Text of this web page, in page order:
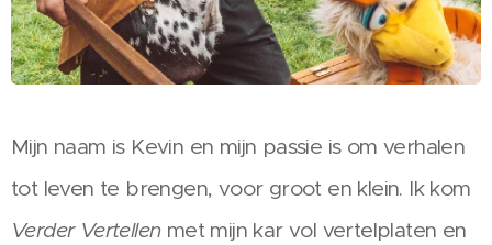
Mijn naam is Kevin en mijn passie is om verhalen
tot leven te brengen, voor groot en klein. Ik kom
Verder Vertellenmet mijn kar vol vertelplaten en